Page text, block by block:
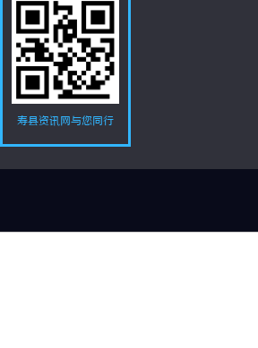
寿县资讯网与您同行